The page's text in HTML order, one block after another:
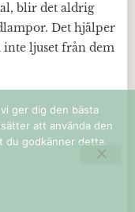
blir det aldrig
Det hjälper
ljuset från dem
ger dig den bästa
att använda den
du godkänner detta.